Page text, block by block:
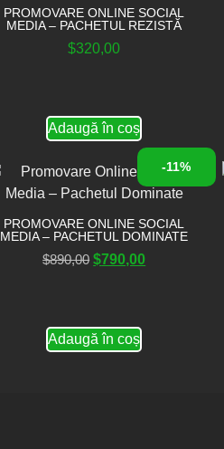
PROMOVARE ONLINE SOCIAL
MEDIA – PACHETUL REZISTĂ
$320,00
Adaugă în coș
-11%
PROMOVARE ONLINE SOCIAL
MEDIA – PACHETUL DOMINATE
$890,00 $790,00
Adaugă în coș